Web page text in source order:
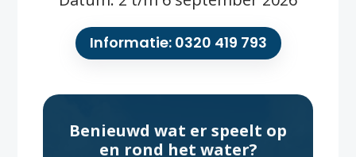
Informatie: 0320 419 793
Benieuwd wat er speelt op
en rond het water?